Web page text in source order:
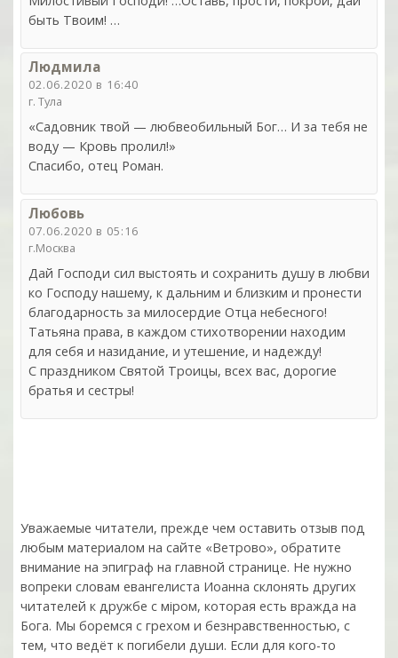
быть Твоим! …
Людмила
02.06.2020 в 16:40
г. Тула
«Садовник твой — любвеобильный Бог… И за тебя не
воду — Кровь пролил!»
Спасибо, отец Роман.
Любовь
07.06.2020 в 05:16
г.Москва
Дай Господи сил выстоять и сохранить душу в любви
ко Господу нашему, к дальним и близким и пронести
благодарность за милосердие Отца небесного!
Татьяна права, в каждом стихотворении находим
для себя и назидание, и утешение, и надежду!
С праздником Святой Троицы, всех вас, дорогие
братья и сестры!
Уважаемые читатели, прежде чем оставить отзыв под
любым материалом на сайте «Ветрово», обратите
внимание на эпиграф на главной странице. Не нужно
вопреки словам евангелиста Иоанна склонять других
читателей к дружбе с мiром, которая есть вражда на
Бога. Мы боремся с грехом и без­нрав­ствен­ностью, с
тем, что ведёт к погибели души. Если для кого-то